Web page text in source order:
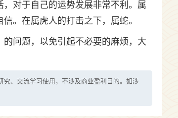
对于自己的运势发展非常不利。属
。在属虎人的打击之下，属蛇。
问题，以免引起不必要的麻烦，大
、交流学习使用，不涉及商业盈利目的。如涉